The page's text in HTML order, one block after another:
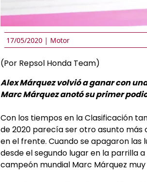
17/05/2020 | Motor
(Por Repsol Honda Team)
Alex Márquez volvió a ganar con
Marc Márquez anotó su primer
Con los tiempos en la Clasificación
de 2020 parecía ser otro asunto
en el frente. Cuando se apagaron las
desde el segundo lugar en la parrilla
campeón mundial Marc Márquez